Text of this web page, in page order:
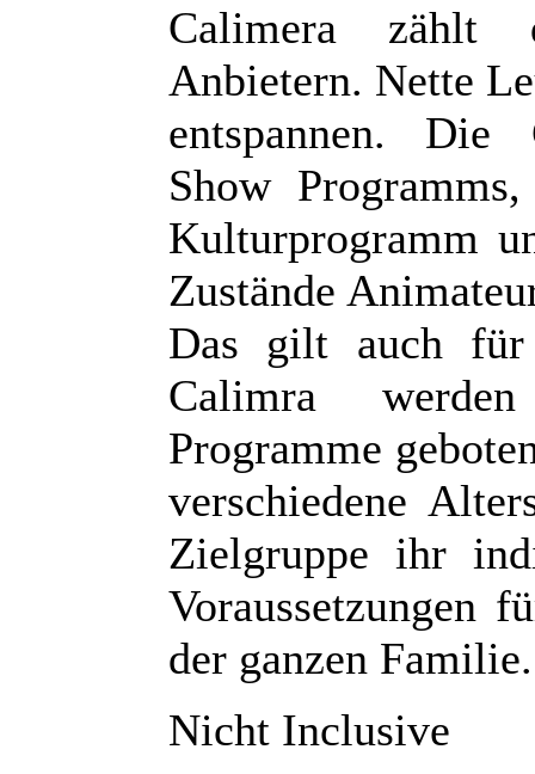
Calimera zählt
Anbietern. Nette
entspannen. Die
Show
Kulturprogramm
Zustände
Das gilt auch
Calimra
Programme
verschiedene
Zielgruppe ihr
Voraussetzungen
der ganzen Familie.
Nicht Inclusive